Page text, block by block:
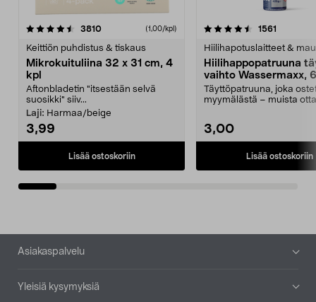
3810arvostelut (1,00/kpl)
Keittiön puhdistus & tiskaus
Mikrokuituliina 32 x 31 cm, 4
kpl
Aftonbladetin "itsestään selvä
suosikki" siiv...
Laji: Harmaa/beige
3,99
Lisää ostoskoriin
4.5viidestä
1561
Hiilihapotuslaitteet &
Hiilihappopatruuna
vaihto Wassermaxx,
Täyttöpatruuna, joka
myymälästä – muista
3,00
Lisää ostoskoriin
4.5viidestä
Alatunniste
Asiakaspalvelu
Yleisiä kysymyksiä